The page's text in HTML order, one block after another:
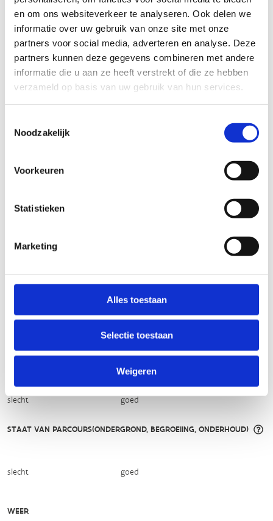
en om ons websiteverkeer te analyseren. Ook delen we
informatie over uw gebruik van onze site met onze
partners voor social media, adverteren en analyse. Deze
partners kunnen deze gegevens combineren met andere
informatie die u aan ze heeft verstrekt of die ze hebben
verzameld op basis van uw gebruik van hun services.
Noodzakelijk
Voorkeuren
Statistieken
Marketing
Alles toestaan
Selectie toestaan
Weigeren
Wil je een probleem melden op een route? Ga dan naar
hetRoutemeldpunt .
Heb je een vraag, contacteer ons via
sportievevrijetijd@sport.vlaanderen.​
moeilijk
slecht goed
Routemeldpunt
STAAT VAN PARCOURS(ONDERGROND, BEGROEIING, ONDERHOUD)
slecht goed
WEER